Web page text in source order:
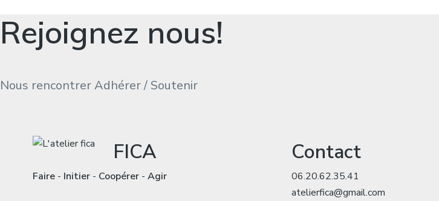
Rejoignez nous!
Nous rencontrerAdhérer / Soutenir
FICA
Faire- Initier- Coopérer- Agir
Contact
06.20.62.35.41
atelierfica@gmail.com